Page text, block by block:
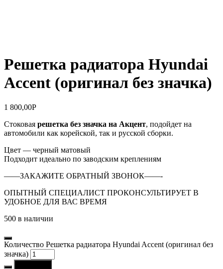
Решетка радиатора Hyundai
Accent (оригинал без значка)
1 800,00Р
Стоковая решетка без значка на Акцент, подойдет на
автомобили как корейской, так и русской сборки.
Цвет — черный матовый
Подходит идеально по заводским креплениям
——ЗАКАЖИТЕ ОБРАТНЫЙ ЗВОНОК——-
ОПЫТНЫЙ СПЕЦИАЛИСТ ПРОКОНСУЛЬТИРУЕТ В
УДОБНОЕ ДЛЯ ВАС ВРЕМЯ
500 в наличии
Количество Решетка радиатора Hyundai Accent (оригинал без
значка)